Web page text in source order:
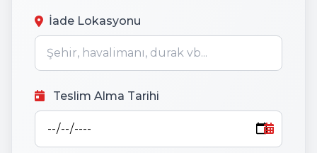
İade Lokasyonu
Teslim Alma Tarihi